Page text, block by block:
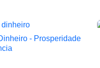
Vista rápida
- Prosperidade